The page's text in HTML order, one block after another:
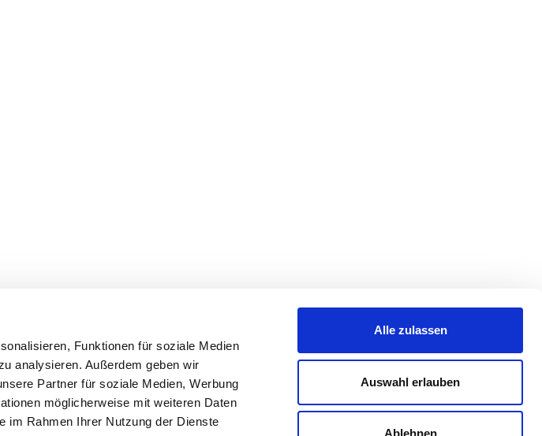
Funktionen für soziale Medien
analysieren. Außerdem geben wir
Partner für soziale Medien, Werbung
möglicherweise mit weiteren Daten
im Rahmen Ihrer Nutzung der Dienste
Alle zulassen
Auswahl erlauben
Ablehnen